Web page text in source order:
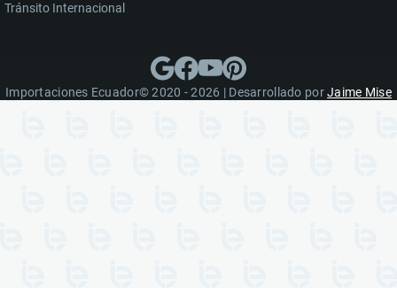
Tránsito Internacional
Importaciones Ecuador© 2020 - 2026 | Desarrollado porJaime Mise